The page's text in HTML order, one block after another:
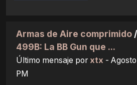
Armas de Aire comprimido/
499B: La BB Gun que ...
Último mensaje por xtx -
PM